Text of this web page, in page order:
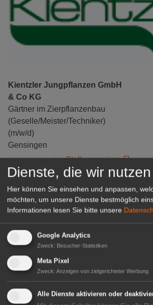
Kientzler Jungpflanzen GmbH
& Co KG
Gärtner im Zierpflanzenbau
(Geselle/Meister/Techniker)
(m/w/d)
Gensingen
zur Stellenanzeige
Gärtnerei Hanns
Dienste, die wir
Hier können Sie einsehen und anpassen,
möchten, um unsere Dienste bestmöglich
Informationen lesen Sie bitte unsere
Google Analytics
Zweck: Besucher-Statistiken
Meta Pixel
Zweck: Anzeigen von zielgerichteter Werbung
Alle Dienste aktivieren oder